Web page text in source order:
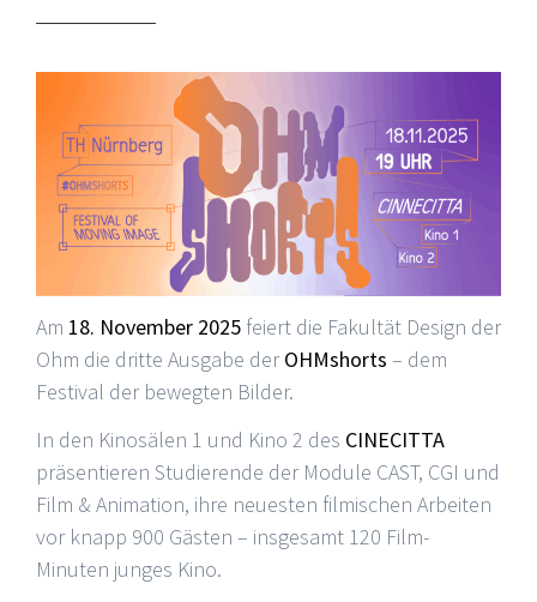
Am 18. November 2025 feiert die Fakultät Design der
Ohm die dritte Ausgabe derOHMshorts – dem
Festival der bewegten Bilder.
In den Kinosälen 1 und Kino 2 des CINECITTA
präsentieren Studierende der Module CAST, CGI und
Film & Animation, ihre neuesten filmischen Arbeiten
vor knapp 900 Gästen – insgesamt 120 Film-
Minuten junges Kino.